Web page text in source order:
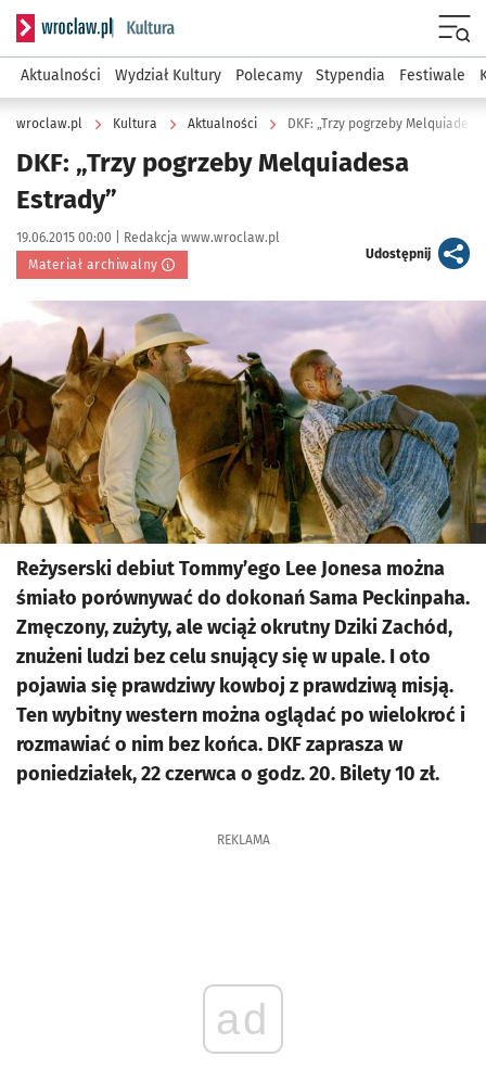
Serwis informacyjny wroclaw.pl podserwis: Kultura
Aktualności Wydział Kultury Polecamy Stypendia Festiwale
wroclaw.pl Kultura Aktualności DKF: „Trzy pogrzeby
DKF: „Trzy pogrzeby Melquiadesa
Estrady”
Data publikacji:
19.06.2015 00:00 | Autor:
Redakcja www.wroclaw.pl
Materiał archiwalny
Udostępnijartykuł
Kliknij, aby powiększyć
Reżyserski debiut Tommy’ego Lee Jonesa można
śmiało porównywać do dokonań Sama Peckinpaha.
Zmęczony, zużyty, ale wciąż okrutny Dziki Zachód,
znużeni ludzi bez celu snujący się w upale. I oto
pojawia się prawdziwy kowboj z prawdziwą misją.
Ten wybitny western można oglądać po wielokroć i
rozmawiać o nim bez końca. DKF zaprasza w
poniedziałek, 22 czerwca o godz. 20. Bilety 10 zł.
REKLAMA
ad